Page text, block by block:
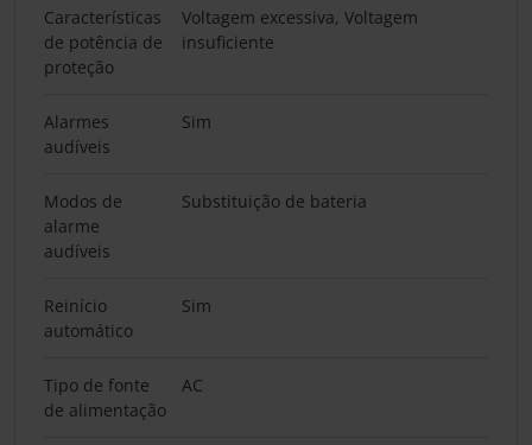
Características
de potência de
proteção
Voltagem excessiva, Voltagem
insuficiente
Alarmes
audíveis
Sim
Modos de
alarme
audíveis
Substituição de bateria
Reinício
automático
Sim
Tipo de fonte
de alimentação
AC